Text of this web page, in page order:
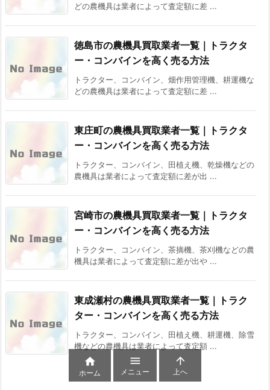
どの農機具は業者によって査定額に差 ...
徳島市の農機具買取業者一覧｜トラクタ
ー・コンバインを高く売る方法
トラクター、コンバイン、畑作用管理機、耕運機な
どの農機具は業者によって査定額に差 ...
東庄町の農機具買取業者一覧｜トラクタ
ー・コンバインを高く売る方法
トラクター、コンバイン、田植え機、乾燥機などの
農機具は業者によって査定額に差が出 ...
宮崎市の農機具買取業者一覧｜トラクタ
ー・コンバインを高く売る方法
トラクター、コンバイン、茶摘機、茶刈機などの農
機具は業者によって査定額に差が出や ...
東成瀬村の農機具買取業者一覧｜トラク
ター・コンバインを高く売る方法
トラクター、コンバイン、田植え機、耕運機、除雪
機などの農機具は業者によって査定額 ...

ホーム

メニュー

上へ